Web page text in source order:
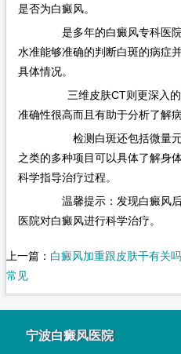
是否为白癜风。
是多年的白癜风专科医院
水准能够准确的判断白斑的病症
具体情况。
三维皮肤CT则更深入的
准确性很高而且有助于分析了解
检测白斑还包括微量元
之类的多种项目可以具体了解身
科学指导治疗过程。
温馨提示：发现白癜风后
医院对白癜风进行科学治疗。
上一篇： 白癜风加重跟皮肤干有关吗
常见
宁波白癜风医院